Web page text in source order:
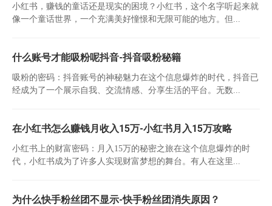
小红书，赚钱的童话还是现实的困境？小红书，这个名字听起来就
像一个童话世界，一个充满美好憧憬和无限可能的地方。但...
什么账号才能吸粉呢抖音-抖音吸粉秘籍
吸粉的密码：抖音账号的神秘魅力在这个信息爆炸的时代，抖音已
经成为了一个展示自我、交流情感、分享生活的平台。无数...
在小红书怎么赚钱月收入15万-小红书月入15万攻略
小红书上的财富密码：月入15万的秘密之旅在这个信息爆炸的时
代，小红书成为了许多人实现财富梦想的舞台。有人在这里...
为什么快手粉丝团不显示-快手粉丝团消失原因？